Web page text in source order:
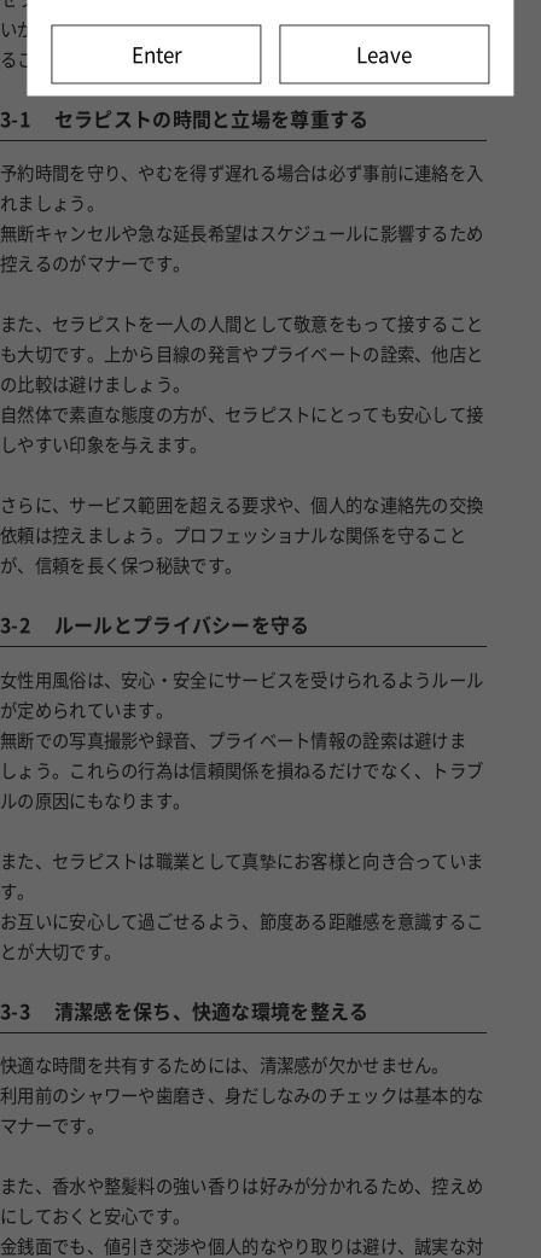
いが心地よく過ごせるように、基本的なマナーと配慮を意識す
ることが大切です。
3-1 セラピストの時間と立場を尊重する
予約時間を守り、やむを得ず遅れる場合は必ず事前に連絡を入
れましょう。
無断キャンセルや急な延長希望はスケジュールに影響するため
控えるのがマナーです。
また、セラピストを一人の人間として敬意をもって接すること
も大切です。上から目線の発言やプライベートの詮索、他店と
の比較は避けましょう。
自然体で素直な態度の方が、セラピストにとっても安心して接
しやすい印象を与えます。
さらに、サービス範囲を超える要求や、個人的な連絡先の交換
依頼は控えましょう。プロフェッショナルな関係を守ること
が、信頼を長く保つ秘訣です。
3-2 ルールとプライバシーを守る
女性用風俗は、安心・安全にサービスを受けられるようルール
が定められています。
無断での写真撮影や録音、プライベート情報の詮索は避けま
しょう。これらの行為は信頼関係を損ねるだけでなく、トラブ
ルの原因にもなります。
また、セラピストは職業として真摯にお客様と向き合っていま
す。
お互いに安心して過ごせるよう、節度ある距離感を意識するこ
とが大切です。
3-3 清潔感を保ち、快適な環境を整える
快適な時間を共有するためには、清潔感が欠かせません。
利用前のシャワーや歯磨き、身だしなみのチェックは基本的な
マナーです。
また、香水や整髪料の強い香りは好みが分かれるため、控えめ
にしておくと安心です。
金銭面でも、値引き交渉や個人的なやり取りは避け、誠実な対
Enter Leave